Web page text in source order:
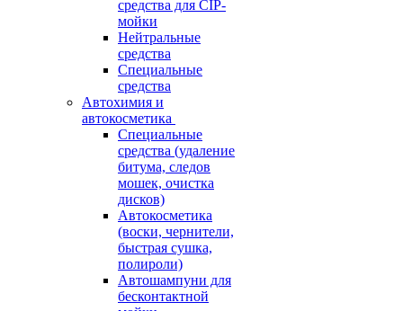
средства для CIP-
мойки
Нейтральные
средства
Специальные
средства
Автохимия и
автокосметика
Специальные
средства (удаление
битума, следов
мошек, очистка
дисков)
Автокосметика
(воски, чернители,
быстрая сушка,
полироли)
Автошампуни для
бесконтактной